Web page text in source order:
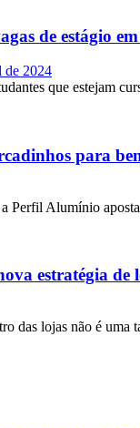
de estágio
de 2024
que estejam
para
Perfil Alumínio
estratégia
das lojas não é uma